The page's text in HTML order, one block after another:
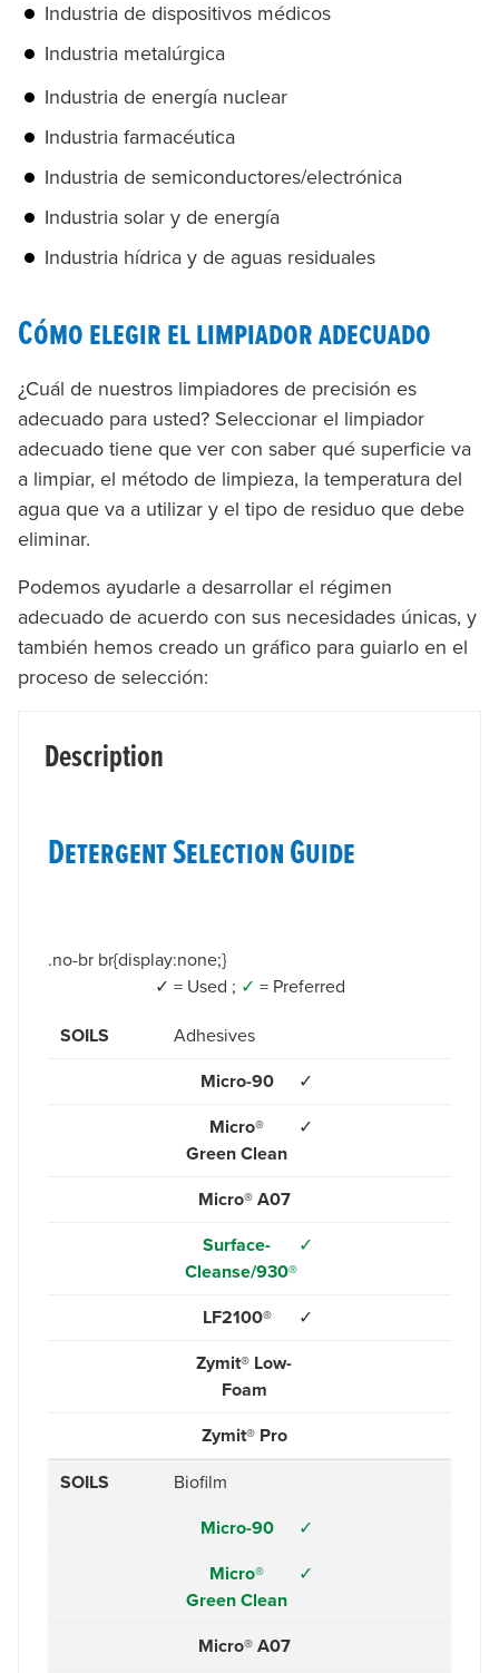
Industria de dispositivos médicos
Industria metalúrgica
Industria de energía nuclear
Industria farmacéutica
Industria de semiconductores/electrónica
Industria solar y de energía
Industria hídrica y de aguas residuales
Cómo elegir el limpiador adecuado
¿Cuál de nuestros limpiadores de precisión es
adecuado para usted? Seleccionar el limpiador
adecuado tiene que ver con saber qué superficie va
a limpiar, el método de limpieza, la temperatura del
agua que va a utilizar y el tipo de residuo que debe
eliminar.
Podemos ayudarle a desarrollar el régimen
adecuado de acuerdo con sus necesidades únicas, y
también hemos creado un gráfico para guiarlo en el
proceso de selección:
Description
Detergent Selection Guide
.no-br br{display:none;}
✓ = Used ; ✓ = Preferred
SOILS Adhesives
Micro-90 ✓
Micro®
Green Clean
✓
Micro® A07
Surface-
Cleanse/930®
✓
LF2100® ✓
Zymit® Low-
Foam
Zymit® Pro
SOILS Biofilm
Micro-90 ✓
Micro®
Green Clean
✓
Micro® A07